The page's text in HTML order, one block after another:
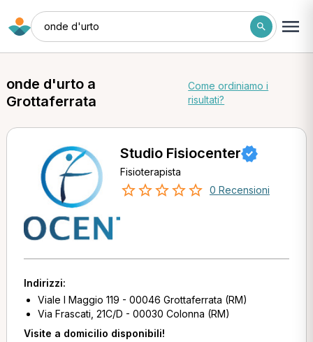
onde d'urto
onde d'urto a
Grottaferrata
Come ordiniamo i
risultati?
Studio Fisiocenter
Fisioterapista
0 Recensioni
Indirizzi:
Viale I Maggio 119 - 00046 Grottaferrata (RM)
Via Frascati, 21C/D - 00030 Colonna (RM)
Visite a domicilio disponibili!